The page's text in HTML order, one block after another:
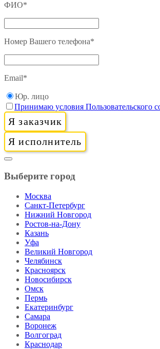
ФИО*
Номер Вашего телефона*
Email*
Юр. лицо
Принимаю условия Пользовательского
Я заказчик
Я исполнитель
Выберите город
Москва
Санкт-Петербург
Нижний Новгород
Ростов-на-Дону
Казань
Уфа
Великий Новгород
Челябинск
Красноярск
Новосибирск
Омск
Пермь
Екатеринбург
Самара
Воронеж
Волгоград
Краснодар